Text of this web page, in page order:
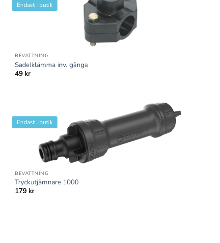
Endast i butik
BEVATTNING
Sadelklämma inv. gänga
49 kr
Endast i butik
BEVATTNING
Tryckutjämnare 1000
179 kr